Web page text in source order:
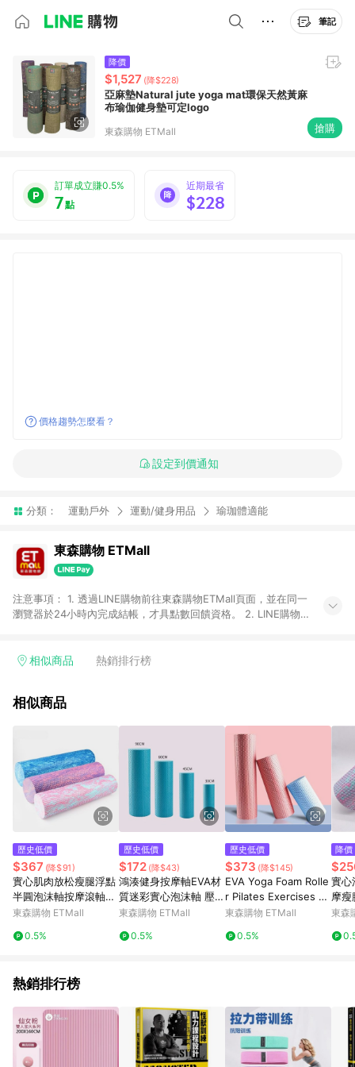
筆記
降價
$1,527 (降$228)
亞麻墊Natural jute yoga mat環保天然黃麻
布瑜伽健身墊可定logo
東森購物 ETMall 搶購
訂單成立賺0.5%
7點
近期最省
$228
價格趨勢怎麼看？
設定到價通知
分類： 運動戶外 運動/健身用品 瑜珈體適能
東森購物 ETMall
注意事項： 1. 透過LINE購物前往東森購物ETMall頁面，並在同一
瀏覽器於24小時內完成結帳，才具點數回饋資格。 2. LINE購物
單，皆不在點數回饋範圍內。 3. 如購買以下類別商品，將無法獲
球嚴選、商城、專案商品、「草莓網」全館商品。 4. 如取消訂
回饋。 5. 點數回饋會扣除所有折扣優惠後之最終發票金額計算，
實際回饋請依LINE購物通知為主。 6. 訂單如有使用東森購物
ETMall站內之折扣優惠(包含但不限於東森幣、樂透金、東森現金
券等)，不具點數回饋資格。詳細請依東森購物ETMall之結帳頁面
顯示為準。 7. LINE購物設有「單一商品最高回饋點數」機制(特
殊活動時開放「回饋無上限」)，以同一訂單中同一商品不論件數
計算，並依訂單成立時間當下LINE購物所設定的回饋機制為準。
如顯示之商品規格、顏色、價位、贈品與東森購物ETMall銷售網
頁不符，以銷售網頁標示為準。 9. 若有贈點爭議，請務必於訂單
日期+180天以內至LINE購物客服洽詢；若超過180天(含)以上進
行申訴，恕無法贈點回饋。 10. 部分點數紅包僅限指定商品使
用，或不適用於無回饋商品。各點數紅包之適用商品與使用條件
請依點數紅包頁面規則為準。
相似商品 熱銷排行榜
相似商品
歷史低價
$367 (降$91)
實心肌肉放松瘦腿浮點
半圓泡沫軸按摩滾軸初
學滾輪瑜伽柱
東森購物 ETMall
0.5%
歷史低價
$172 (降$43)
鴻湊健身按摩軸EVA材
質迷彩實心泡沫軸 壓小
腿瑜伽柱工廠現貨批發
東森購物 ETMall
0.5%
歷史低價
$373 (降$145)
EVA Yoga Foam Rolle
r Pilates Exercises Fit
ness瑜伽柱Column
東森購物 ETMall
0.5%
降價
實心
摩瘦
輔助
東森
熱銷排行榜